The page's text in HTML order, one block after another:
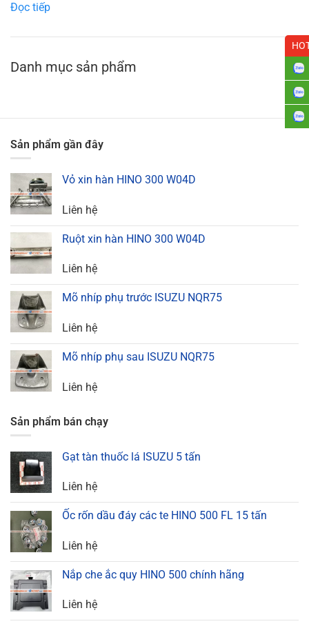
Đọc tiếp
Danh mục sản phẩm
Sản phẩm gần đây
Vỏ xin hàn HINO 300 W04D
Liên hệ
Ruột xin hàn HINO 300 W04D
Liên hệ
Mõ nhíp phụ trước ISUZU NQR75
Liên hệ
Mõ nhíp phụ sau ISUZU NQR75
Liên hệ
Sản phẩm bán chạy
Gạt tàn thuốc lá ISUZU 5 tấn
Liên hệ
Ốc rốn dầu đáy các te HINO 500 FL 15 tấn
Liên hệ
Nắp che ắc quy HINO 500 chính hãng
Liên hệ